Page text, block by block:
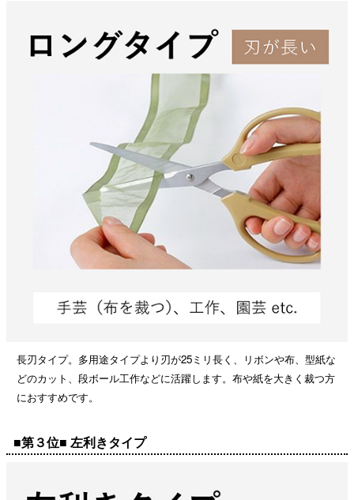
長刃タイプ。多用途タイプより刃が25ミリ長く、リボンや布、型紙な
どのカット、段ボール工作などに活躍します。布や紙を大きく裁つ方
におすすめです。
■第３位■ 左利きタイプ